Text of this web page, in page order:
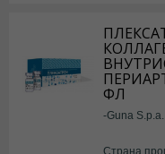
ФЛ
-Guna S.p.a.
Страна